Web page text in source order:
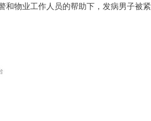
和物业工作人员的帮助下，发病男子被